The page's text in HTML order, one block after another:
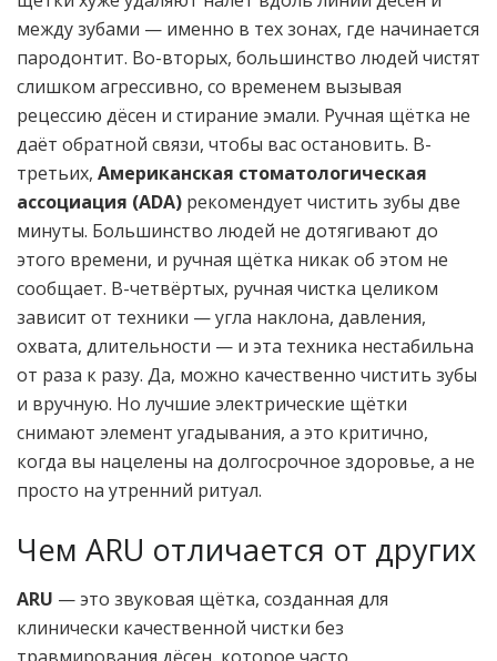
между зубами — именно в тех зонах, где начинается
пародонтит. Во-вторых, большинство людей чистят
слишком агрессивно, со временем вызывая
рецессию дёсен и стирание эмали. Ручная щётка не
даёт обратной связи, чтобы вас остановить. В-
третьих, Американская стоматологическая
ассоциация (ADA) рекомендует чистить зубы две
минуты. Большинство людей не дотягивают до
этого времени, и ручная щётка никак об этом не
сообщает. В-четвёртых, ручная чистка целиком
зависит от техники — угла наклона, давления,
охвата, длительности — и эта техника нестабильна
от раза к разу. Да, можно качественно чистить зубы
и вручную. Но лучшие электрические щётки
снимают элемент угадывания, а это критично,
когда вы нацелены на долгосрочное здоровье, а не
просто на утренний ритуал.
Чем ARU отличается от других
ARU — это звуковая щётка, созданная для
клинически качественной чистки без